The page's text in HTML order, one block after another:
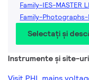
Family-IES-MASTER
Family-Photographs-
Selectați și
Instrumente și site-